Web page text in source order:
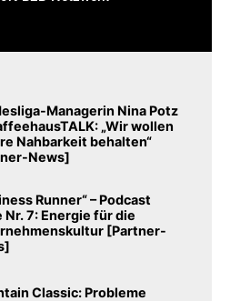
Managerin Nina Potz
„Wir wollen
Nahbarkeit behalten“
News]
Runner“ – Podcast
Nr. 7: Energie für die
[Partner-
Classic: Probleme